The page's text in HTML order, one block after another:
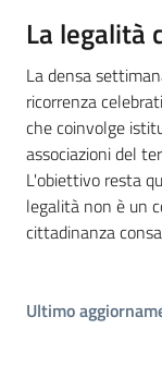
La legalità
La densa
ricorrenza
che coinvolge
associazioni del
L'obiettivo resta
legalità non è un
cittadinanza
Ultimo